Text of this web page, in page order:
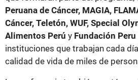
Peruana de Cáncer, MAGIA,
Cáncer, Teletón, WUF, Special
Alimentos Perú y Fundación Peru
instituciones que trabajan cada
calidad de vida de miles de